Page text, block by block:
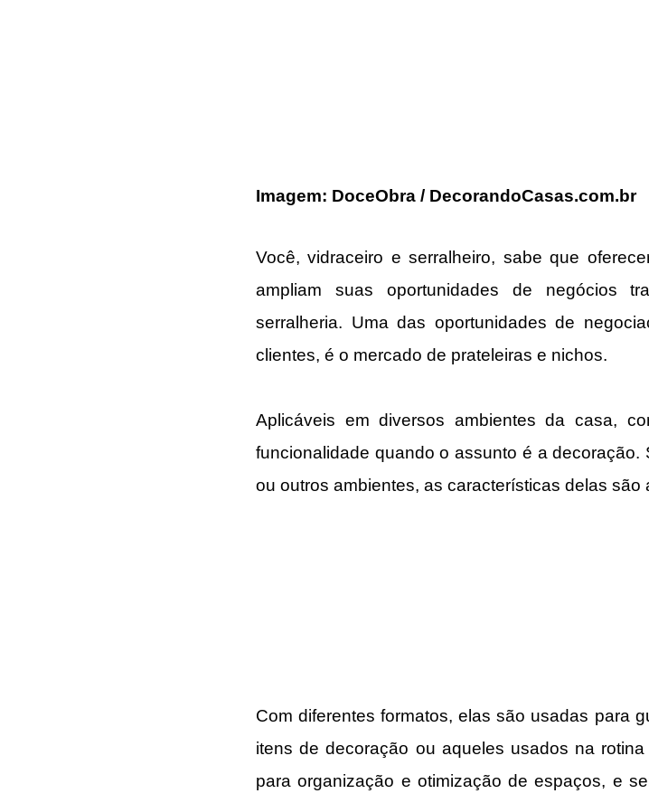
Imagem: DoceObra / DecorandoCasas.com.br
Você, vidraceiro e serralheiro, sabe que
ampliam suas oportunidades de negócios
serralheria. Uma das oportunidades de
clientes, é o mercado de prateleiras e nichos.
Aplicáveis em diversos ambientes da casa,
funcionalidade quando o assunto é a
ou outros ambientes, as características delas
Com diferentes formatos, elas são usadas para
itens de decoração ou aqueles usados na
para organização e otimização de espaços, e